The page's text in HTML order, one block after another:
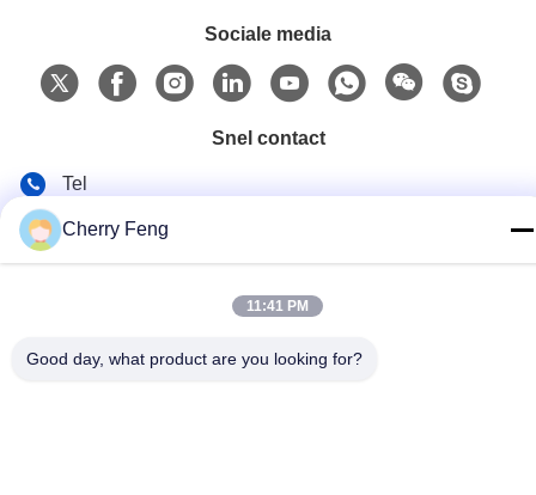
Sociale media
Snel contact
Tel
86-135-84177887
E-mail
sales@balerofchina.com
Cherry Feng
11:41 PM
Good day, what product are you looking for?